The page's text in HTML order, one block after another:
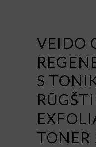
VEIDO
S